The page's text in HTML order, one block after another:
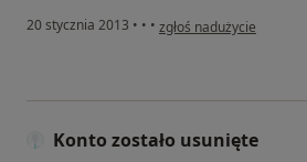
20 stycznia 2013 • • • w opinii użytkownika
zgłoś nadużycie
Konto zostało usunięte